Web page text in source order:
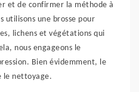
et de confirmer la méthode à
utilisons une brosse pour
lichens et végétations qui
nous engageons le
Bien évidemment, le
le nettoyage.